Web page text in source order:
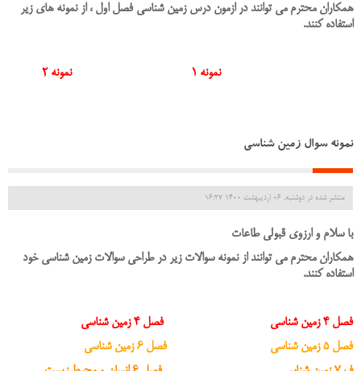
همکاران محترم می توانند در ازمون درس زمین شناسی فصل اول ، از نمونه های زیر
استفاده کنند.
نمونه 1 نمونه 2
نمونه سوال زمین شناسی
منتشر شده در دوشنبه, 06 ارديبهشت 1400 16:27
با سلام و ارزوی قبولی طاعات
همکاران محترم می توانند از نمونه سوالات زیر در طراحی سوالات زمین شناسی خود
استفاده کنند.
فصل 4 زمین شناسی
فصل 4 زمین شناسی
فصل 5 زمین شناسی
فصل 6 زمین شناسی